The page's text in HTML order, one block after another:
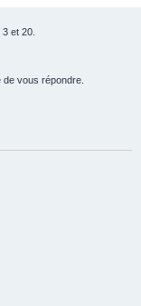
et 20.
vous répondre.